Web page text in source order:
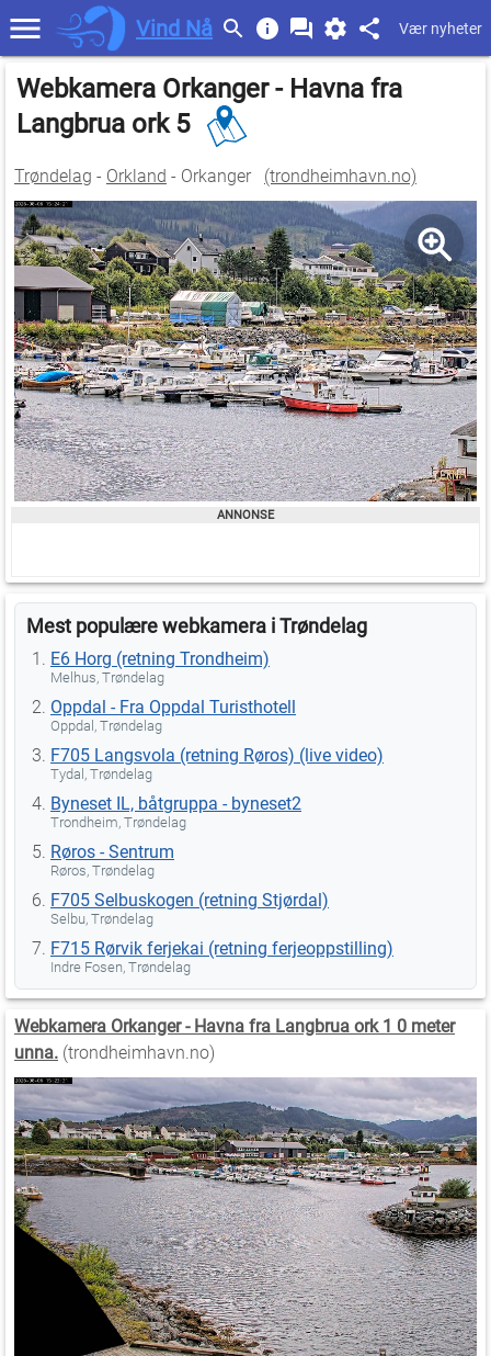
Vind Nå Vær nyheter
Webkamera Orkanger - Havna fra
Langbrua ork 5
Trøndelag - Orkland - Orkanger (trondheimhavn.no)
Mest populære webkamera i Trøndelag
E6 Horg (retning Trondheim)
Melhus, Trøndelag
Oppdal - Fra Oppdal Turisthotell
Oppdal, Trøndelag
F705 Langsvola (retning Røros) (live video)
Tydal, Trøndelag
Byneset IL, båtgruppa - byneset2
Trondheim, Trøndelag
Røros - Sentrum
Røros, Trøndelag
F705 Selbuskogen (retning Stjørdal)
Selbu, Trøndelag
F715 Rørvik ferjekai (retning ferjeoppstilling)
Indre Fosen, Trøndelag
Webkamera Orkanger - Havna fra Langbrua ork 1 0 meter
unna. (trondheimhavn.no)